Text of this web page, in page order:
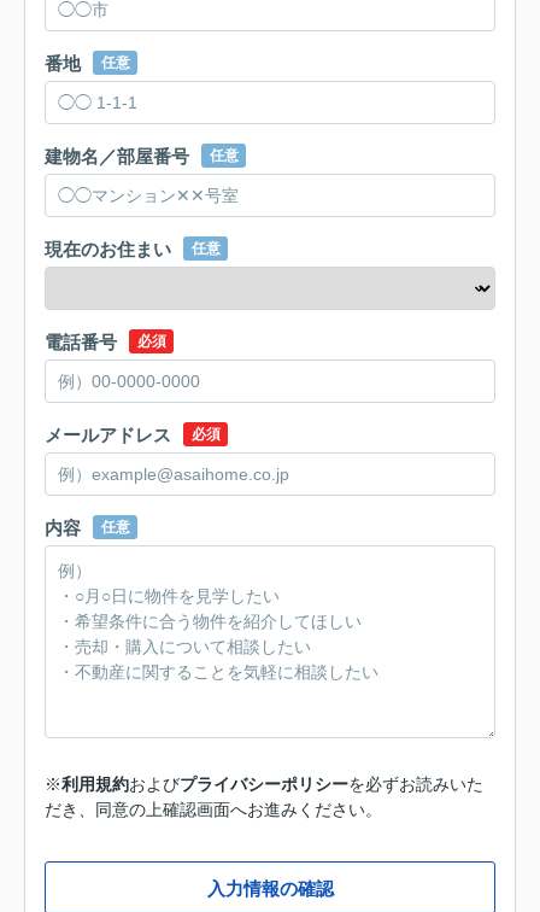
番地 任意
建物名／部屋番号 任意
現在のお住まい 任意
電話番号 必須
メールアドレス 必須
内容 任意
※利用規約およびプライバシーポリシーを必ずお読みいた
だき、同意の上確認画面へお進みください。
入力情報の確認